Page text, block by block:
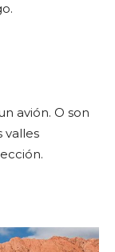
avión. O son
valles